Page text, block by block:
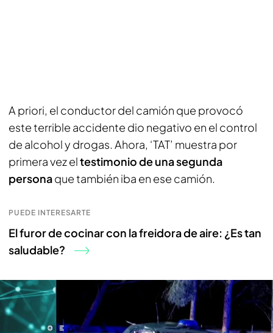
A priori, el conductor del camión que provocó
este terrible accidente dio negativo en el control
de alcohol y drogas. Ahora, ‘TAT’ muestra por
primera vez eltestimonio de una segunda
personaque también iba en ese camión.
PUEDE INTERESARTE
El furor de cocinar con la freidora de aire: ¿Es tan
saludable?